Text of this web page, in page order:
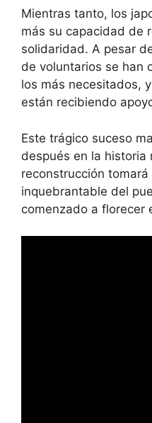
Mientras tanto, los
más su capacidad de
solidaridad. A pesar
de voluntarios se han
los más necesitados,
están recibiendo
Este trágico suceso
después en la historia
reconstrucción
inquebrantable del
comenzado a florecer